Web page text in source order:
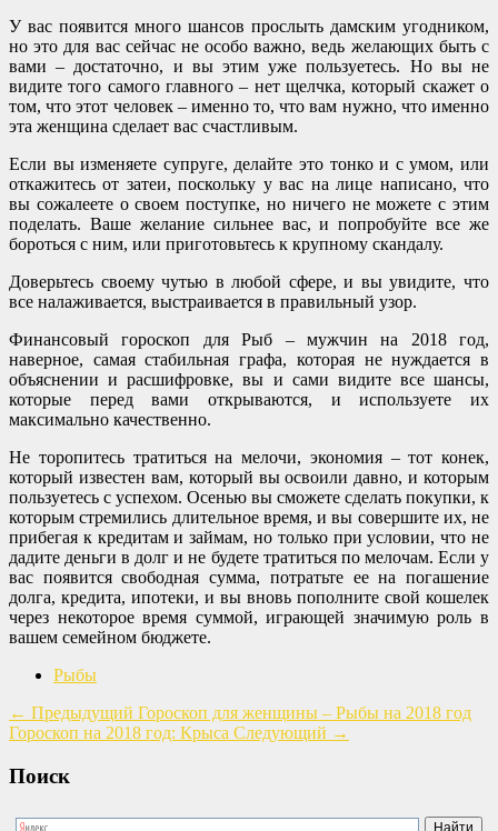
У вас появится много шансов прослыть дамским угодником,
но это для вас сейчас не особо важно, ведь желающих быть с
вами – достаточно, и вы этим уже пользуетесь. Но вы не
видите того самого главного – нет щелчка, который скажет о
том, что этот человек – именно то, что вам нужно, что именно
эта женщина сделает вас счастливым.
Если вы изменяете супруге, делайте это тонко и с умом, или
откажитесь от затеи, поскольку у вас на лице написано, что
вы сожалеете о своем поступке, но ничего не можете с этим
поделать. Ваше желание сильнее вас, и попробуйте все же
бороться с ним, или приготовьтесь к крупному скандалу.
Доверьтесь своему чутью в любой сфере, и вы увидите, что
все налаживается, выстраивается в правильный узор.
Финансовый гороскоп для Рыб – мужчин на 2018 год,
наверное, самая стабильная графа, которая не нуждается в
объяснении и расшифровке, вы и сами видите все шансы,
которые перед вами открываются, и используете их
максимально качественно.
Не торопитесь тратиться на мелочи, экономия – тот конек,
который известен вам, который вы освоили давно, и которым
пользуетесь с успехом. Осенью вы сможете сделать покупки, к
которым стремились длительное время, и вы совершите их, не
прибегая к кредитам и займам, но только при условии, что не
дадите деньги в долг и не будете тратиться по мелочам. Если у
вас появится свободная сумма, потратьте ее на погашение
долга, кредита, ипотеки, и вы вновь пополните свой кошелек
через некоторое время суммой, играющей значимую роль в
вашем семейном бюджете.
Рыбы
← Предыдущий Гороскоп для женщины – Рыбы на 2018 год
Гороскоп на 2018 год: Крыса Следующий →
Поиск